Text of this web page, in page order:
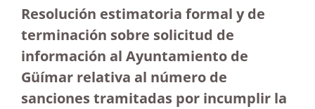
Resolución estimatoria formal y de
terminación sobre solicitud de
información al Ayuntamiento de
Güímar relativa al número de
sanciones tramitadas por incumplir la